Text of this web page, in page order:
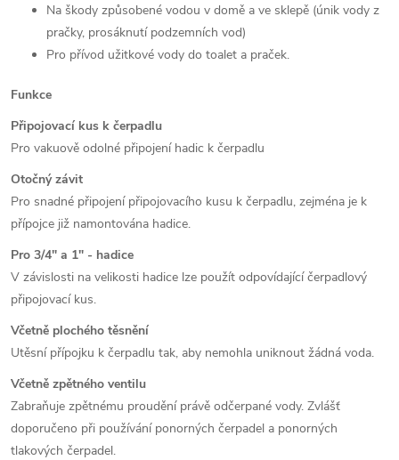
Na škody způsobené vodou v domě a ve sklepě (únik vody z
pračky, prosáknutí podzemních vod)
Pro přívod užitkové vody do toalet a praček.
Funkce
Připojovací kus k čerpadlu
Pro vakuově odolné připojení hadic k čerpadlu
Otočný závit
Pro snadné připojení připojovacího kusu k čerpadlu, zejména je k
přípojce již namontována hadice.
Pro 3/4" a 1" - hadice
V závislosti na velikosti hadice lze použít odpovídající čerpadlový
připojovací kus.
Včetně plochého těsnění
Utěsní přípojku k čerpadlu tak, aby nemohla uniknout žádná voda.
Včetně zpětného ventilu
Zabraňuje zpětnému proudění právě odčerpané vody. Zvlášť
doporučeno při používání ponorných čerpadel a ponorných
tlakových čerpadel.